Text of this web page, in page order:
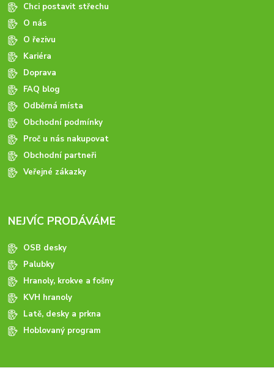
Chci postavit střechu
O nás
O řezivu
Kariéra
Doprava
FAQ blog
Odběrná místa
Obchodní podmínky
Proč u nás nakupovat
Obchodní partneři
Veřejné zákazky
NEJVÍC PRODÁVÁME
OSB desky
Palubky
Hranoly, krokve a fošny
KVH hranoly
Latě, desky a prkna
Hoblovaný program